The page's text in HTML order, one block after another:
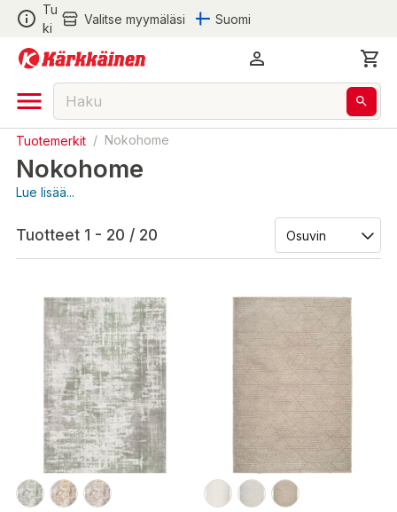
Tu
ki
Valitse myymäläsi Suomi
Tuotemerkit / Nokohome
Nokohome
Lue lisää...
Tuotteet 1 - 20 / 20